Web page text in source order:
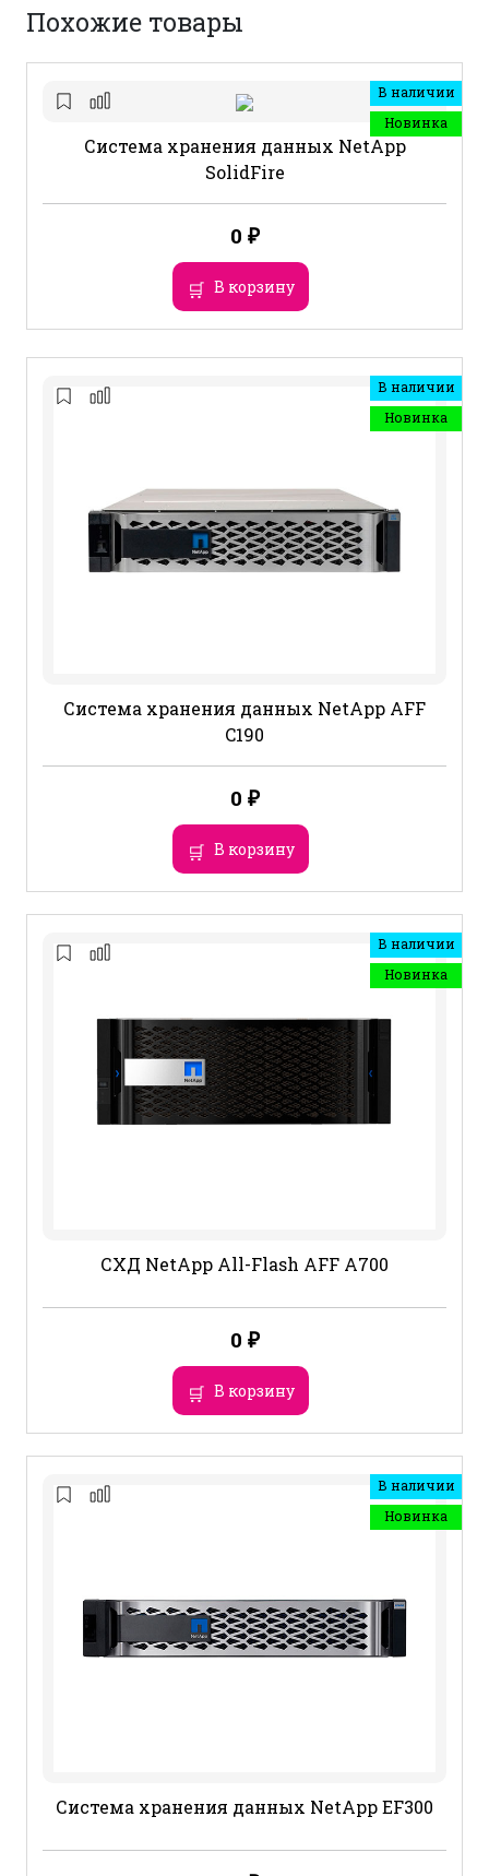
Похожие товары
В наличии
Новинка
Система хранения данных NetApp
SolidFire
0 ₽
В корзину
В наличии
Новинка
Система хранения данных NetApp AFF
C190
0 ₽
В корзину
В наличии
Новинка
СХД NetApp All-Flash AFF A700
0 ₽
В корзину
В наличии
Новинка
Система хранения данных NetApp EF300